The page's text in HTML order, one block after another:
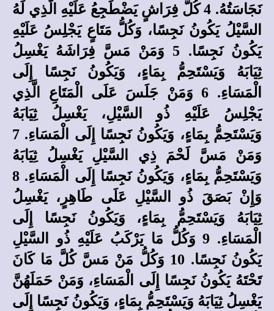
نَجَاسَتُهُ. 4 كُلُّ فِرَاشٍ يَضْطَجِعُ عَلَيْهِ الَّذِي لَهُ
السَّيْلُ يَكُونُ نَجِسًا، وَكُلُّ مَتَاعٍ يَجْلِسُ عَلَيْهِ
يَكُونُ نَجِسًا. 5 وَمَنْ مَسَّ فِرَاشَهُ يَغْسِلُ
ثِيَابَهُ وَيَسْتَحِمُّ بِمَاءٍ، وَيَكُونُ نَجِسًا إِلَى
الْمَسَاءِ. 6 وَمَنْ جَلَسَ عَلَى الْمَتَاعِ الَّذِي
يَجْلِسُ عَلَيْهِ ذُو السَّيْلِ، يَغْسِلُ ثِيَابَهُ
وَيَسْتَحِمُّ بِمَاءٍ، وَيَكُونُ نَجِسًا إِلَى الْمَسَاءِ. 7
وَمَنْ مَسَّ لَحْمَ ذِي السَّيْلِ يَغْسِلُ ثِيَابَهُ
وَيَسْتَحِمُّ بِمَاءٍ، وَيَكُونُ نَجِسًا إِلَى الْمَسَاءِ. 8
وَإِنْ بَصَقَ ذُو السَّيْلِ عَلَى طَاهِرٍ، يَغْسِلُ
ثِيَابَهُ وَيَسْتَحِمُّ بِمَاءٍ، وَيَكُونُ نَجِسًا إِلَى
الْمَسَاءِ. 9 وَكُلُّ مَا يَرْكَبُ عَلَيْهِ ذُو السَّيْلِ
يَكُونُ نَجِسًا. 10 وَكُلُّ مَنْ مَسَّ كُلَّ مَا كَانَ
تَحْتَهُ يَكُونُ نَجِسًا إِلَى الْمَسَاءِ، وَمَنْ حَمَلَهُنَّ
يَغْسِلُ ثِيَابَهُ وَيَسْتَحِمُّ بِمَاءٍ، وَيَكُونُ نَجِسًا إِلَى